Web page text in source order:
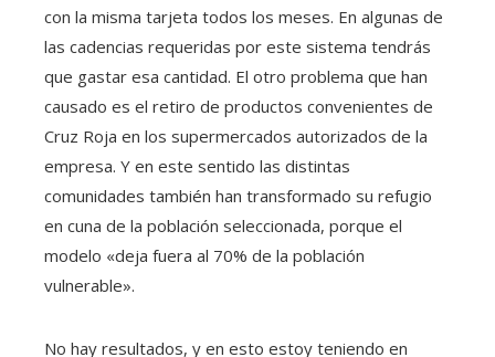
con la misma tarjeta todos los meses. En algunas de
las cadencias requeridas por este sistema tendrás
que gastar esa cantidad. El otro problema que han
causado es el retiro de productos convenientes de
Cruz Roja en los supermercados autorizados de la
empresa. Y en este sentido las distintas
comunidades también han transformado su refugio
en cuna de la población seleccionada, porque el
modelo «deja fuera al 70% de la población
vulnerable».
No hay resultados, y en esto estoy teniendo en